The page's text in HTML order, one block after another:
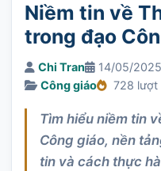
Niềm tin về
trong đạo
Chi Tran 14/05/2025
Công giáo
728 lượt
Tìm hiểu niềm tin
Công giáo, nền
tin và cách thực